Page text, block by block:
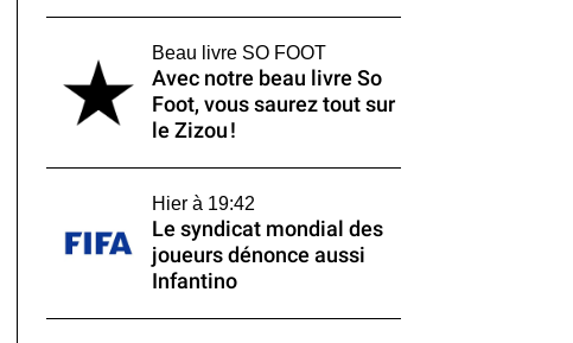
Beau livre SO FOOT
Avec notre beau livre So
Foot, vous saurez tout sur
le Zizou !
Hier à 19:42
Le syndicat mondial des
joueurs dénonce aussi
Infantino